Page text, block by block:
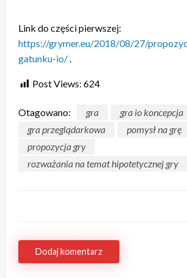
Link do części pierwszej:
https://grymer.eu/2018/08/27/
gatunku-io/.
Post Views: 624
Otagowano: gra
gra io koncepcja
gra przeglądarkowa
pomysł na grę
propozycja gry
rozważania na temat hipotetycznej gry
Dodaj komentarz